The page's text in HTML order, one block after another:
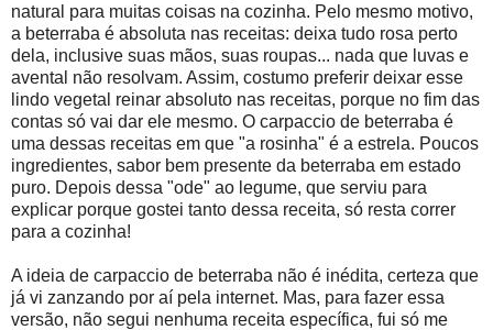
natural para muitas coisas na cozinha. Pelo mesmo motivo,
a beterraba é absoluta nas receitas: deixa tudo rosa perto
dela, inclusive suas mãos, suas roupas... nada que luvas e
avental não resolvam. Assim, costumo preferir deixar esse
lindo vegetal reinar absoluto nas receitas, porque no fim das
contas só vai dar ele mesmo. O carpaccio de beterraba é
uma dessas receitas em que "a rosinha" é a estrela. Poucos
ingredientes, sabor bem presente da beterraba em estado
puro. Depois dessa "ode" ao legume, que serviu para
explicar porque gostei tanto dessa receita, só resta correr
para a cozinha!
A ideia de carpaccio de beterraba não é inédita, certeza que
já vi zanzando por aí pela internet. Mas, para fazer essa
versão, não segui nenhuma receita específica, fui só me